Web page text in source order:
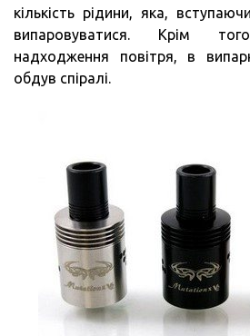
кількість рідини, яка,
випаровуватися. Крім
надходження повітря, в
обдув спіралі.